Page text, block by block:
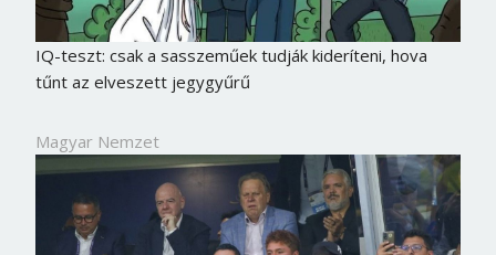
IQ-teszt: csak a sasszeműek tudják kideríteni, hova
tűnt az elveszett jegygyűrű
Magyar Nemzet